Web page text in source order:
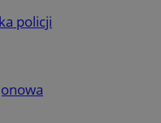
policji